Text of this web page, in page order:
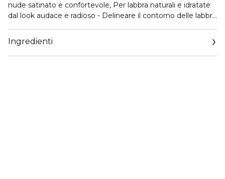
nude satinato e confortevole, Per labbra naturali e idratate
dal look audace e radioso - Delineare il contorno delle labbra
colore strabordando appena per un effetto labbra piene,
Ripetere il procedimento per quello inferiore - Formula
arricchita con oli e pigmenti per accentuare colore e nutrire
Ingredienti